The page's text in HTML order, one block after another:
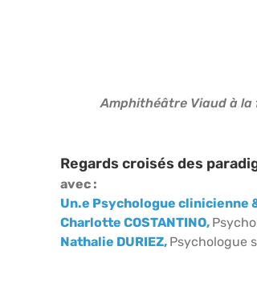
Amphithéâtre Viaud à la
Regards croisés des
avec :
Un.e Psychologue clinicienne
Charlotte COSTANTINO,
Nathalie DURIEZ, Psychologue